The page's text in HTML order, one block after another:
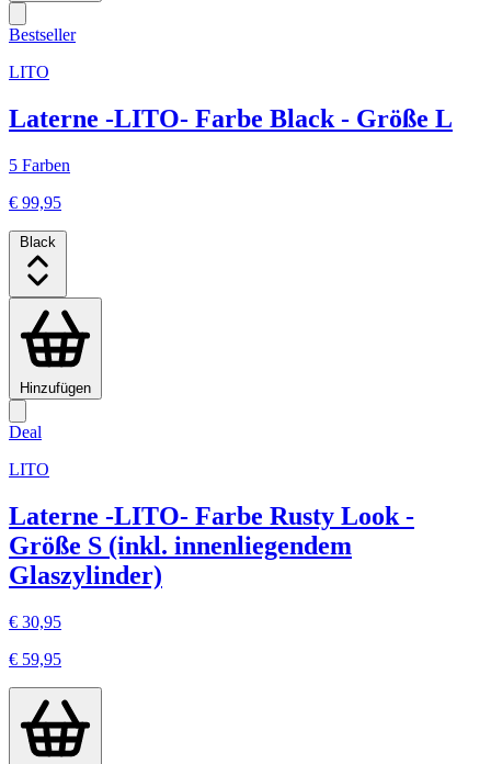
Bestseller
LITO
Laterne -LITO- Farbe Black - Größe L
5 Farben
€ 99,95
Black
Hinzufügen
Deal
LITO
Laterne -LITO- Farbe Rusty Look -
Größe S (inkl. innenliegendem
Glaszylinder)
€ 30,95
€ 59,95